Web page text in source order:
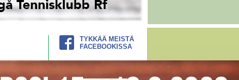
TYKKÄÄ MEISTÄ
FACEBOOKISSA